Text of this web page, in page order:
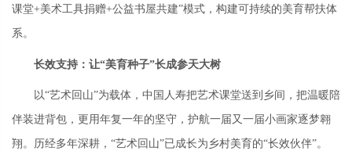
课堂+美术工具捐赠+公益书屋共建”模式，构建可持续的美育帮扶体
系。
长效支持：让“美育种子”长成参天大树
以“艺术回山”为载体，中国人寿把艺术课堂送到乡间，把温暖陪
伴装进背包，更用年复一年的坚守，护航一届又一届小画家逐梦翱
翔。历经多年深耕，“艺术回山”已成长为乡村美育的“长效伙伴”。